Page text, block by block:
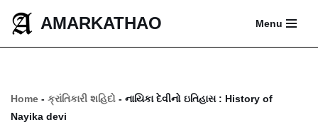
Skip
AMARKATHAO Menu
Home - ક્રાંતિકારી શહિદો - નાયિકા દેવીનો ઇતિહાસ : History of
Nayika devi